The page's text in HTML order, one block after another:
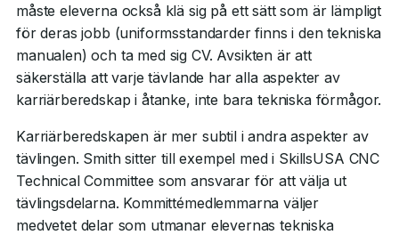
måste eleverna också klä sig på ett sätt som är lämpligt
för deras jobb (uniformsstandarder finns i den tekniska
manualen) och ta med sig CV. Avsikten är att
säkerställa att varje tävlande har alla aspekter av
karriärberedskap i åtanke, inte bara tekniska förmågor.
Karriärberedskapen är mer subtil i andra aspekter av
tävlingen. Smith sitter till exempel med i SkillsUSA CNC
Technical Committee som ansvarar för att välja ut
tävlingsdelarna. Kommittémedlemmarna väljer
medvetet delar som utmanar elevernas tekniska